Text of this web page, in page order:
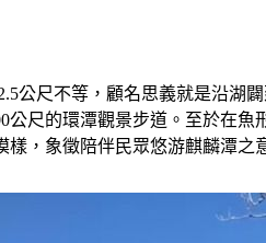
公尺不等，顧名思義就是沿湖
公尺的環潭觀景步道。至於在
，象徵陪伴民眾悠游麒麟潭